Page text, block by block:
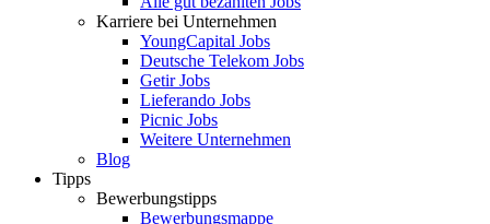
Karriere bei Unternehmen
YoungCapital Jobs
Deutsche Telekom Jobs
Getir Jobs
Lieferando Jobs
Picnic Jobs
Weitere Unternehmen
Blog
Tipps
Bewerbungstipps
Bewerbungsmappe